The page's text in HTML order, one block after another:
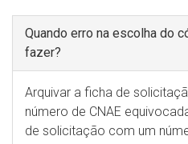
Quando erro na escolha do
fazer?
Arquivar a ficha de
número de CNAE
de solicitação com um